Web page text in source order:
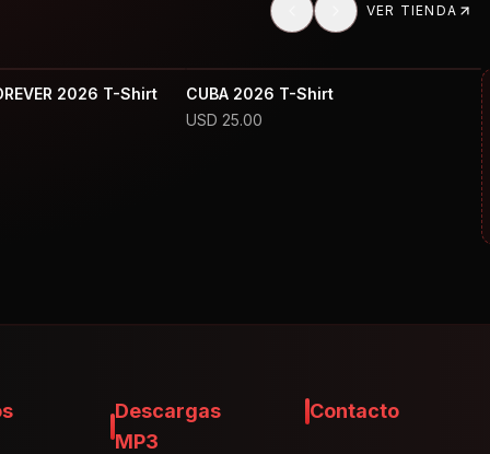
VER TIENDA
2026 T-Shirt
CUBA 2026 T-Shirt
USD 25.00
Descargas
MP3
Contacto